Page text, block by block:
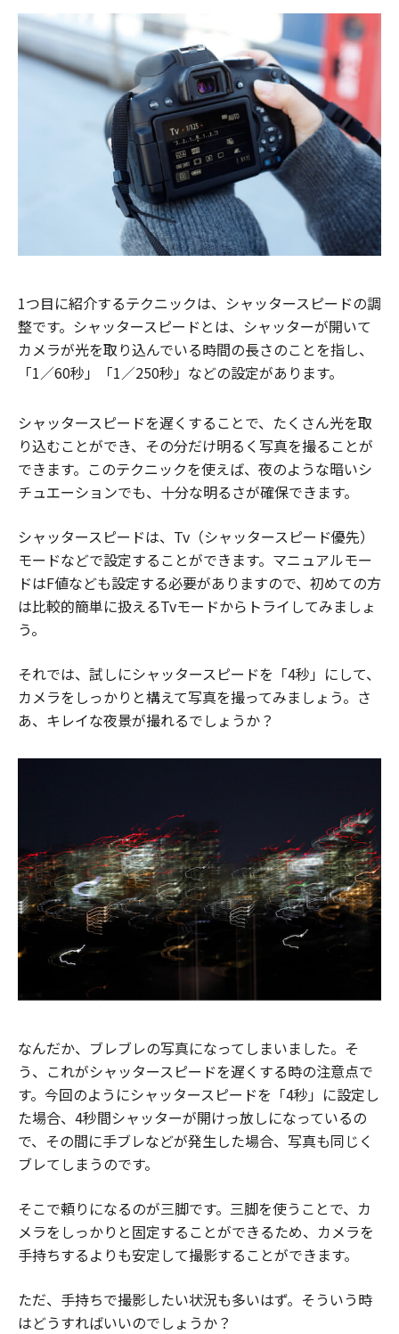
1つ目に紹介するテクニックは、シャッタースピードの調
整です。シャッタースピードとは、シャッターが開いて
カメラが光を取り込んでいる時間の長さのことを指し、
「1／60秒」「1／250秒」などの設定があります。
シャッタースピードを遅くすることで、たくさん光を取
り込むことができ、その分だけ明るく写真を撮ることが
できます。このテクニックを使えば、夜のような暗いシ
チュエーションでも、十分な明るさが確保できます。
シャッタースピードは、Tv（シャッタースピード優先）
モードなどで設定することができます。マニュアルモー
ドはF値なども設定する必要がありますので、初めての方
は比較的簡単に扱えるTvモードからトライしてみましょ
う。
それでは、試しにシャッタースピードを「4秒」にして、
カメラをしっかりと構えて写真を撮ってみましょう。さ
あ、キレイな夜景が撮れるでしょうか？
なんだか、ブレブレの写真になってしまいました。そ
う、これがシャッタースピードを遅くする時の注意点で
す。今回のようにシャッタースピードを「4秒」に設定し
た場合、4秒間シャッターが開けっ放しになっているの
で、その間に手ブレなどが発生した場合、写真も同じく
ブレてしまうのです。
そこで頼りになるのが三脚です。三脚を使うことで、カ
メラをしっかりと固定することができるため、カメラを
手持ちするよりも安定して撮影することができます。
ただ、手持ちで撮影したい状況も多いはず。そういう時
はどうすればいいのでしょうか？